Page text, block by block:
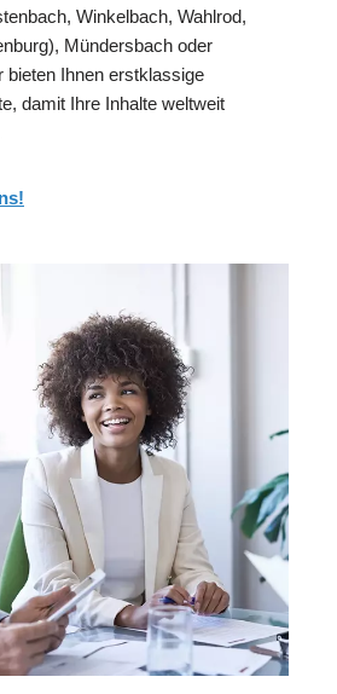
Winkelbach, Wahlrod,
Mündersbach oder
bieten Ihnen erstklassige
damit Ihre Inhalte weltweit